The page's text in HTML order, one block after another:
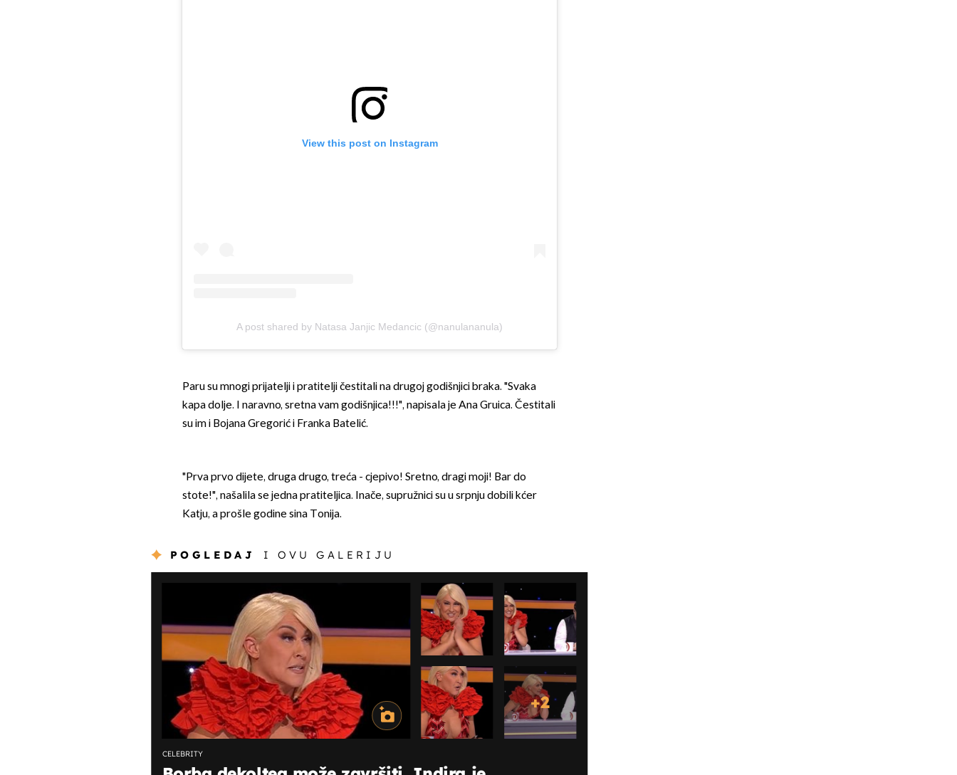
View this post on Instagram
A post shared by Natasa Janjic Medancic (@nanulananula)
Paru su mnogi prijatelji i pratitelji čestitali na drugoj godišnjici braka. "Svaka
kapa dolje. I naravno, sretna vam godišnjica!!!", napisala je Ana Gruica. Čestitali
su im i Bojana Gregorić i Franka Batelić.
"Prva prvo dijete, druga drugo, treća - cjepivo! Sretno, dragi moji! Bar do
stote!", našalila se jedna pratiteljica. Inače, supružnici su u srpnju dobili kćer
Katju, a prošle godine sina Tonija.
POGLEDAJ I OVU GALERIJU
+2
CELEBRITY